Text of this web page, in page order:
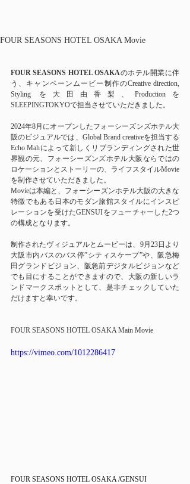
FOUR SEASONS HOTEL OSAKA Movie
FOUR SEASONS HOTEL OSAKAのホテル開業に伴
う、キャンペーンムービー制作のCreative direction,
Styling を大田由香梨、Productionを
SLEEPINGTOKYOで担当させていただきました。
2024年8月にオープンしたフォーシーズンズホテル大
阪のビジュアルでは、Global Brand creativeを担当する
Echo Mahによって新しくリブランディングされた世
界観の元、フォーシーズンズホテル大阪ならではの
ロケーションとストーリーの、ライフスタイルMovie
を制作させていただきました。
Movieは本編と、フォーシーズンホテル大阪の大きな
特徴でもある日本のモダン旅館スタイルにインスピ
レーションを受けたGENSUIをフューチャーした2つ
の構成となります。
制作されたヴィジュアルとムービーは、9月23日より
大阪市内バスのバス停”シティスケープ”や、阪急梅
田グランドビジョン、阪急前デジタルビジョンなど
でも目にすることができますので、大阪の新しいラ
ンドマークスポットとして、是非チェックしていた
だけますと幸いです。
FOUR SEASONS HOTEL OSAKA Main Movie
https://vimeo.com/1012286417
FOUR SEASONS HOTEL OSAKA /GENSUI